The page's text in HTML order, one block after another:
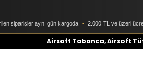
siparişler aynı gün kargoda • 2.000 TL ve üzeri
Airsoft Tabanca, Airsoft